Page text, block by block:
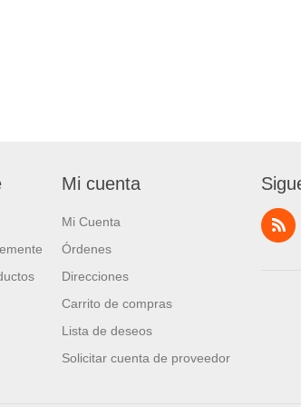
Mi cuenta
Mi Cuenta
Órdenes
Direcciones
Carrito de compras
Lista de deseos
Solicitar cuenta de proveedor